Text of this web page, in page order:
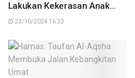
Lakukan Kekerasan Anak
Aparat, Netizen Membela
23/10/2024 16:33